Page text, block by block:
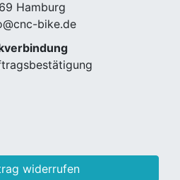
Hamburg
bike.de
widerrufen